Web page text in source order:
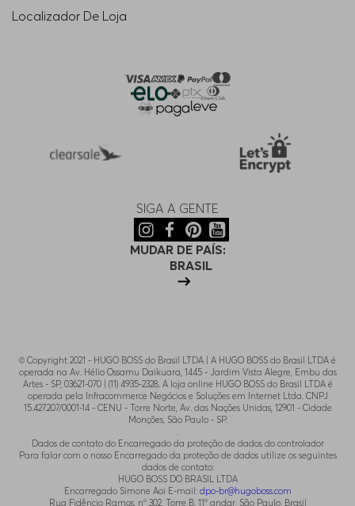
Localizador De Loja
SIGA A GENTE
MUDAR DE PAÍS:
BRASIL
© Copyright 2021 - HUGO BOSS do Brasil LTDA | A HUGO BOSS do Brasil LTDA é
operada na Av. Hélio Ossamu Daikuara, 1445 - Jardim Vista Alegre, Embu das
Artes - SP, 03621-070 | (11) 4935-2328. A loja online HUGO BOSS do Brasil LTDA é
operada pela Infracommerce Negócios e Soluções em Internet Ltda. CNPJ
15.427.207/0001-14 - CENU - Torre Norte, Av. das Nações Unidas, 12901 - Cidade
Monções, São Paulo - SP.
.
Dados de contato do Encarregado da proteção de dados do controlador
Para falar com o nosso Encarregado da proteção de dados utilize os seguintes
dados de contato:
HUGO BOSS DO BRASIL LTDA
Encarregado Simone Aoi E-mail: dpo-br@hugoboss.com
Rua Fidêncio Ramos, n° 302, Torre B, 11° andar, São Paulo, Brasil